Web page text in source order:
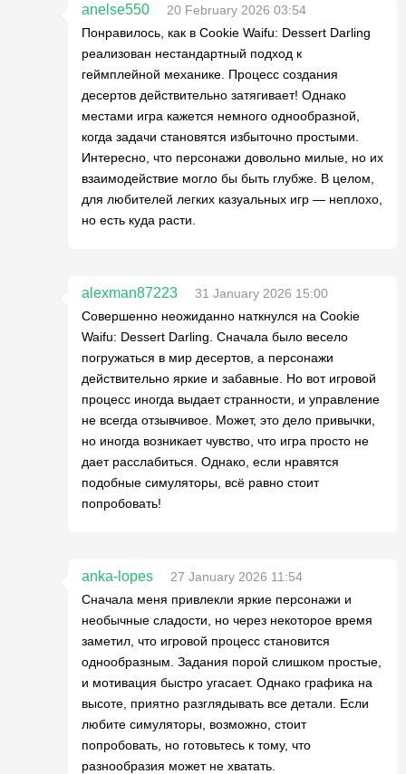
anelse550
20 February 2026 03:54
Понравилось, как в Cookie Waifu: Dessert Darling
реализован нестандартный подход к
геймплейной механике. Процесс создания
десертов действительно затягивает! Однако
местами игра кажется немного однообразной,
когда задачи становятся избыточно простыми.
Интересно, что персонажи довольно милые, но их
взаимодействие могло бы быть глубже. В целом,
для любителей легких казуальных игр — неплохо,
но есть куда расти.
alexman87223
31 January 2026 15:00
Совершенно неожиданно наткнулся на Cookie
Waifu: Dessert Darling. Сначала было весело
погружаться в мир десертов, а персонажи
действительно яркие и забавные. Но вот игровой
процесс иногда выдает странности, и управление
не всегда отзывчивое. Может, это дело привычки,
но иногда возникает чувство, что игра просто не
дает расслабиться. Однако, если нравятся
подобные симуляторы, всё равно стоит
попробовать!
anka-lopes
27 January 2026 11:54
Сначала меня привлекли яркие персонажи и
необычные сладости, но через некоторое время
заметил, что игровой процесс становится
однообразным. Задания порой слишком простые,
и мотивация быстро угасает. Однако графика на
высоте, приятно разглядывать все детали. Если
любите симуляторы, возможно, стоит
попробовать, но готовьтесь к тому, что
разнообразия может не хватать.